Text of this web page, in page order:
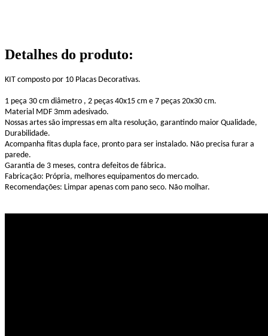
Detalhes do produto:
KIT composto por 10 Placas Decorativas.
1 peça 30 cm diâmetro , 2 peças 40x15 cm e 7 peças 20x30 cm.
Material MDF 3mm adesivado.
Nossas artes são impressas em alta resolução, garantindo maior Qualidade,
Durabilidade.
Acompanha fitas dupla face, pronto para ser instalado. Não precisa furar a
parede.
Garantia de 3 meses, contra defeitos de fábrica.
Fabricação: Própria, melhores equipamentos do mercado.
Recomendações: Limpar apenas com pano seco. Não molhar.